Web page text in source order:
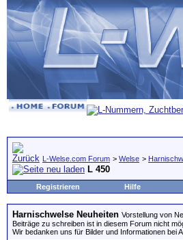
L-Welse.com Forum > Welse >
L 450
Registrieren Hilfe
Harnischwelse Neuheiten Vorstellung von
Beiträge zu schreiben ist in diesem Forum nicht
Wir bedanken uns für Bilder und Informationen bei